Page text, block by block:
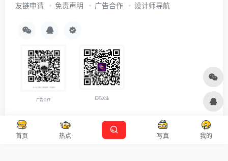
首页 热点 写真 我的
友链申请 免责声明 广告合作 设计师导航
广告合作 扫码关注
Copyright © 2026沪ICP备2021007899号-5 Designed by 设计资源